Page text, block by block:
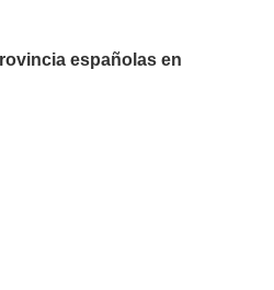
españolas en